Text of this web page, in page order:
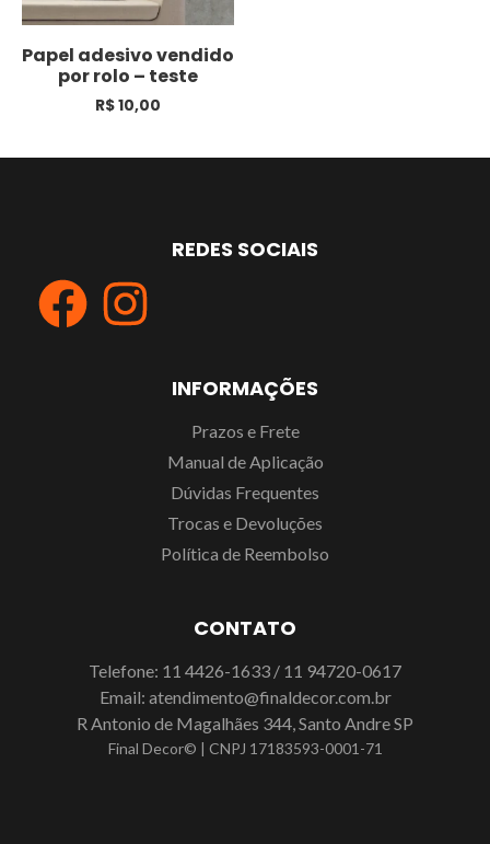
Papel adesivo vendido
por rolo – teste
R$10,00
CONTATO
Telefone: 11 4426-1633 / 11 94720-0617
Email: atendimento@finaldecor.com.br
R Antonio de Magalhães 344, Santo Andre SP
Final Decor© | CNPJ 17183593-0001-71
INFORMAÇÕES
Prazos e Frete
Manual de Aplicação
Dúvidas Frequentes
Trocas e Devoluções
Política de Reembolso
REDES SOCIAIS